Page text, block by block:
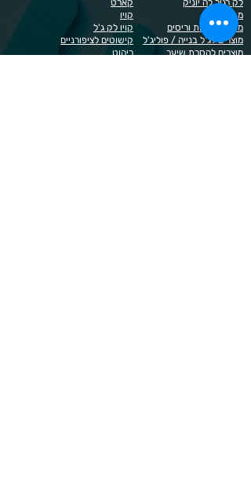
קארט
קויו
קויו לק ג'ל
קישוטים לציפורניים
ריהוט
לק רגיל לה יוניק
מבצעים
מוצרים לגבות וריסים
מוצרים לג'ל בנייה / פוליג'ל
מוצרים להסרת שיער